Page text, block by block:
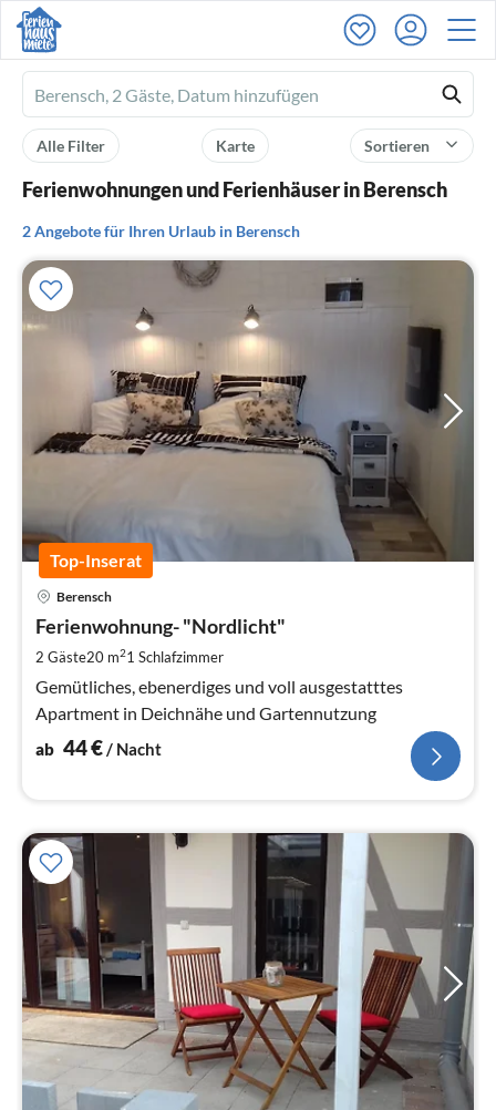
Ferienhausmiete
logo
Sortieren
Karte
Alle Filter
Ferienwohnungen und Ferienhäuser in Berensch
2 Angebote für Ihren Urlaub in Berensch
Top-Inserat
Berensch
Ferienwohnung- "Nordlicht"
2 Gäste20 m21 Schlafzimmer
Gemütliches, ebenerdiges und voll ausgestatttes
Apartment in Deichnähe und Gartennutzung
ab 44€/ Nacht